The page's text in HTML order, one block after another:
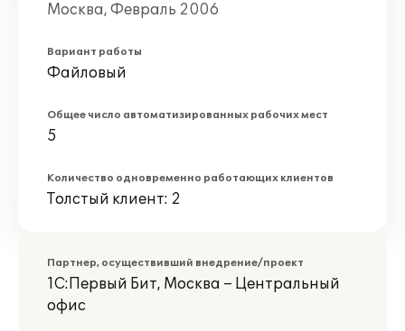
Москва, Февраль 2006
Вариант работы
Файловый
Общее число автоматизированных рабочих мест
5
Количество одновременно работающих клиентов
Толстый клиент: 2
Партнер, осуществивший внедрение/проект
1С:Первый Бит, Москва – Центральный
офис